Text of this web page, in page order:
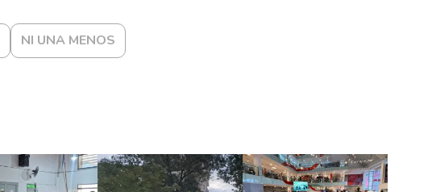
NI UNA MENOS